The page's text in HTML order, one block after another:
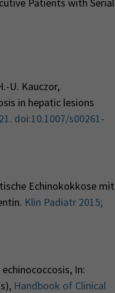
U. Kauczor,
in hepatic lesions
doi:10.1007/s00261-
Echinokokkose mit
Klin Padiatr 2015;
In:
Handbook of Clinical